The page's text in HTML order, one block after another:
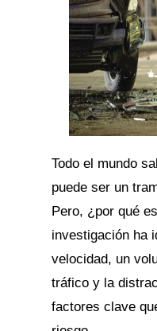
Todo el mundo
puede ser un
Pero, ¿por qué
investigación ha
velocidad, un
tráfico y la
factores clave